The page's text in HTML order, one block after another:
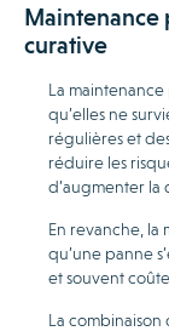
Maintenance
curative
La
qu’elles ne
régulières et
réduire les
d’augmenter la
En revanche, la
qu’une panne
et souvent
La